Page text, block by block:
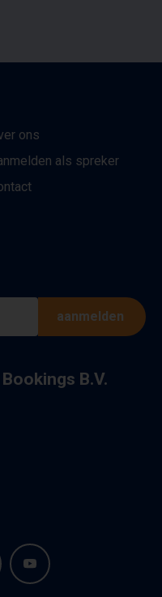
ons
als spreker
aanmelden
B.V.